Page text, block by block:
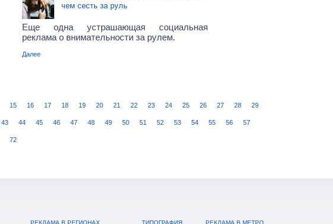
чем сесть за руль
Еще одна устрашающая социальная
реклама о внимательности за рулем.
Далее
15 16 17 18 19 20 21 22 23 24 25 26 27 28 29
43 44 45 46 47 48 49 50 51 52 53 54 55 56 57
72
РЕКЛАМА В РЕГИОНАХ ТИПОГРАФИЯ РЕКЛАМА В МЕТРО,